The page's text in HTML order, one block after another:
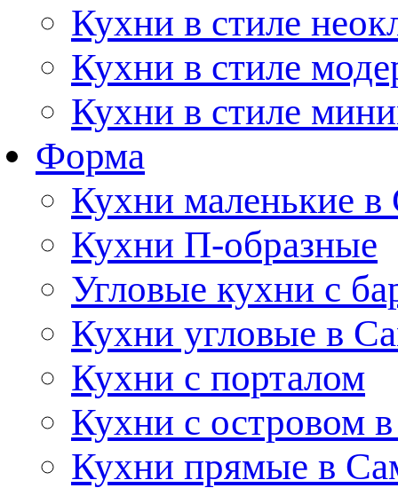
Кухни в стиле
Кухни в стиле
Кухни в стиле
Форма
Кухни маленькие в
Кухни П-образные
Угловые кухни с
Кухни угловые в
Кухни с порталом
Кухни с островом
Кухни прямые в